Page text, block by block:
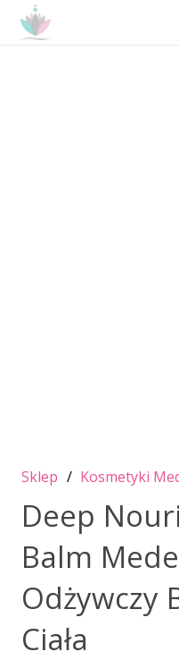
Sklep / Kosmetyki
Deep
Balm
Odżywczy
Ciała